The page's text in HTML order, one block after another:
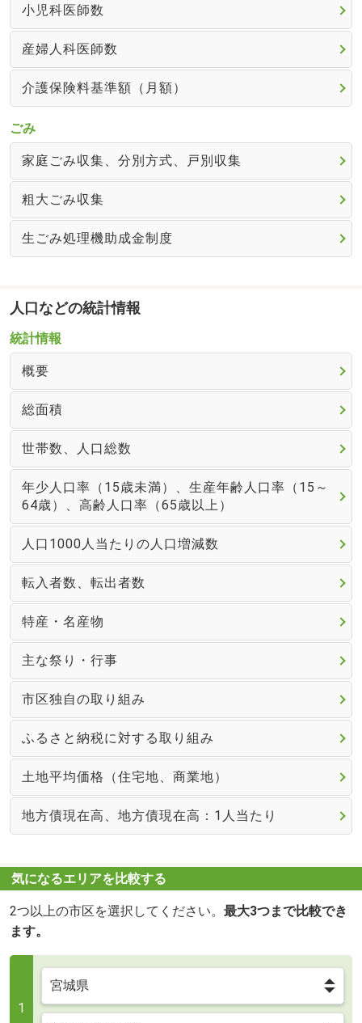
小児科医師数
産婦人科医師数
介護保険料基準額（月額）
ごみ
家庭ごみ収集、分別方式、戸別収集
粗大ごみ収集
生ごみ処理機助成金制度
人口などの統計情報
統計情報
概要
総面積
世帯数、人口総数
年少人口率（15歳未満）、生産年齢人口率（15～
64歳）、高齢人口率（65歳以上）
人口1000人当たりの人口増減数
転入者数、転出者数
特産・名産物
主な祭り・行事
市区独自の取り組み
ふるさと納税に対する取り組み
土地平均価格（住宅地、商業地）
地方債現在高、地方債現在高：1人当たり
気になるエリアを比較する
2つ以上の市区を選択してください。 最大3つまで比較でき
ます。
1